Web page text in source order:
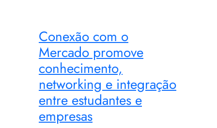
Conexão com o
Mercado promove
conhecimento,
networking e integração
entre estudantes e
empresas